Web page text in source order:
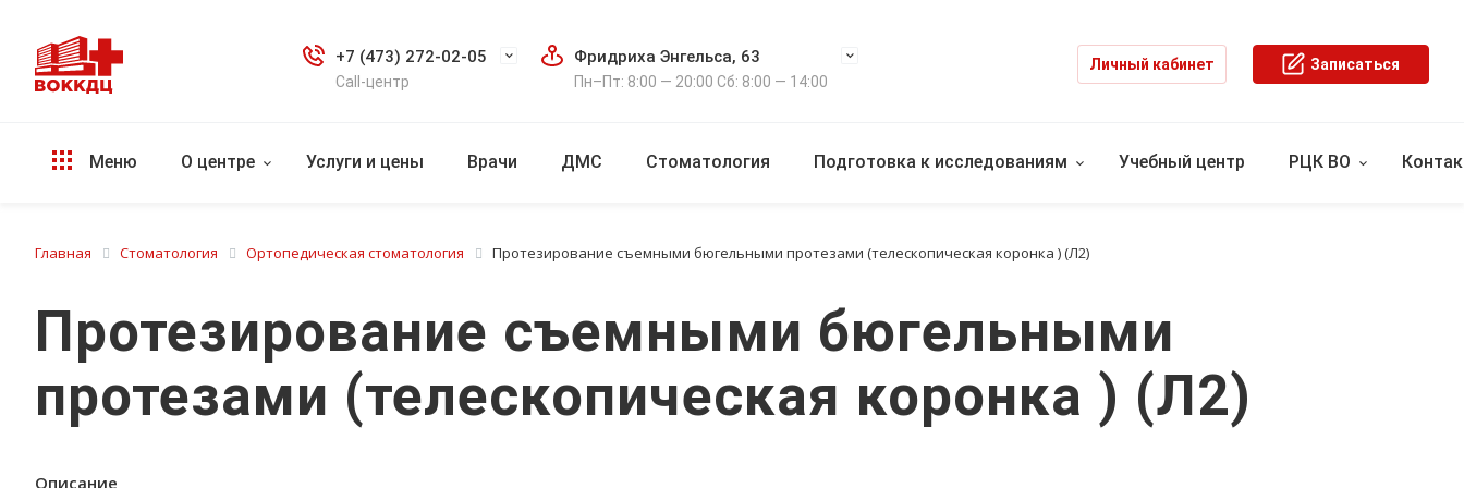
+7 (473) 272-02-05
Call-центр
Фридриха Энгельса, 63
Пн–Пт: 8:00 — 20:00 Сб: 8:00 — 14:00
Личный кабинет Записаться
Меню О центре Услуги и цены Врачи ДМС Стоматология Подготовка к исследованиям Учебный центр РЦК ВО
Главная Стоматология Ортопедическая стоматология Протезирование съемными бюгельными протезами (телескопическая коронка ) (Л2)
Протезирование съемными бюгельными
протезами (телескопическая коронка ) (Л2)
Описание